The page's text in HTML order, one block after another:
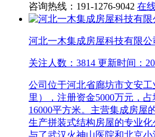
咨询热线：191-1276-9042 在
河北一木集成房屋科技有限公
关注人数：3814 更新时间：
公司位于河北省廊坊市文安
里），注册资金5000万元，
16000平方米。主营集成房屋
生产拼装式结构房屋的专业
与了武汉火神山医院和北京